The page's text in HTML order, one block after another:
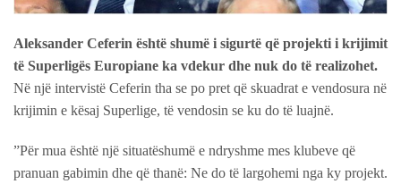
Aleksander Ceferin është shumë i sigurtë që projekti i krijimit
të Superligës Europiane ka vdekur dhe nuk do të realizohet.
Në një intervistë Ceferin tha se po pret që skuadrat e vendosura në
krijimin e kësaj Superlige, të vendosin se ku do të luajnë.
”Për mua është një situatëshumë e ndryshme mes klubeve që
pranuan gabimin dhe që thanë: Ne do të largohemi nga ky projekt.